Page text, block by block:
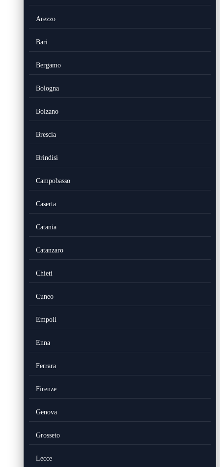
Arezzo
Bari
Bergamo
Bologna
Bolzano
Brescia
Brindisi
Campobasso
Caserta
Catania
Catanzaro
Chieti
Cuneo
Empoli
Enna
Ferrara
Firenze
Genova
Grosseto
Lecce